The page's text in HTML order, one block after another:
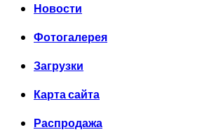
Новости
Фотогалерея
Загрузки
Карта сайта
Распродажа